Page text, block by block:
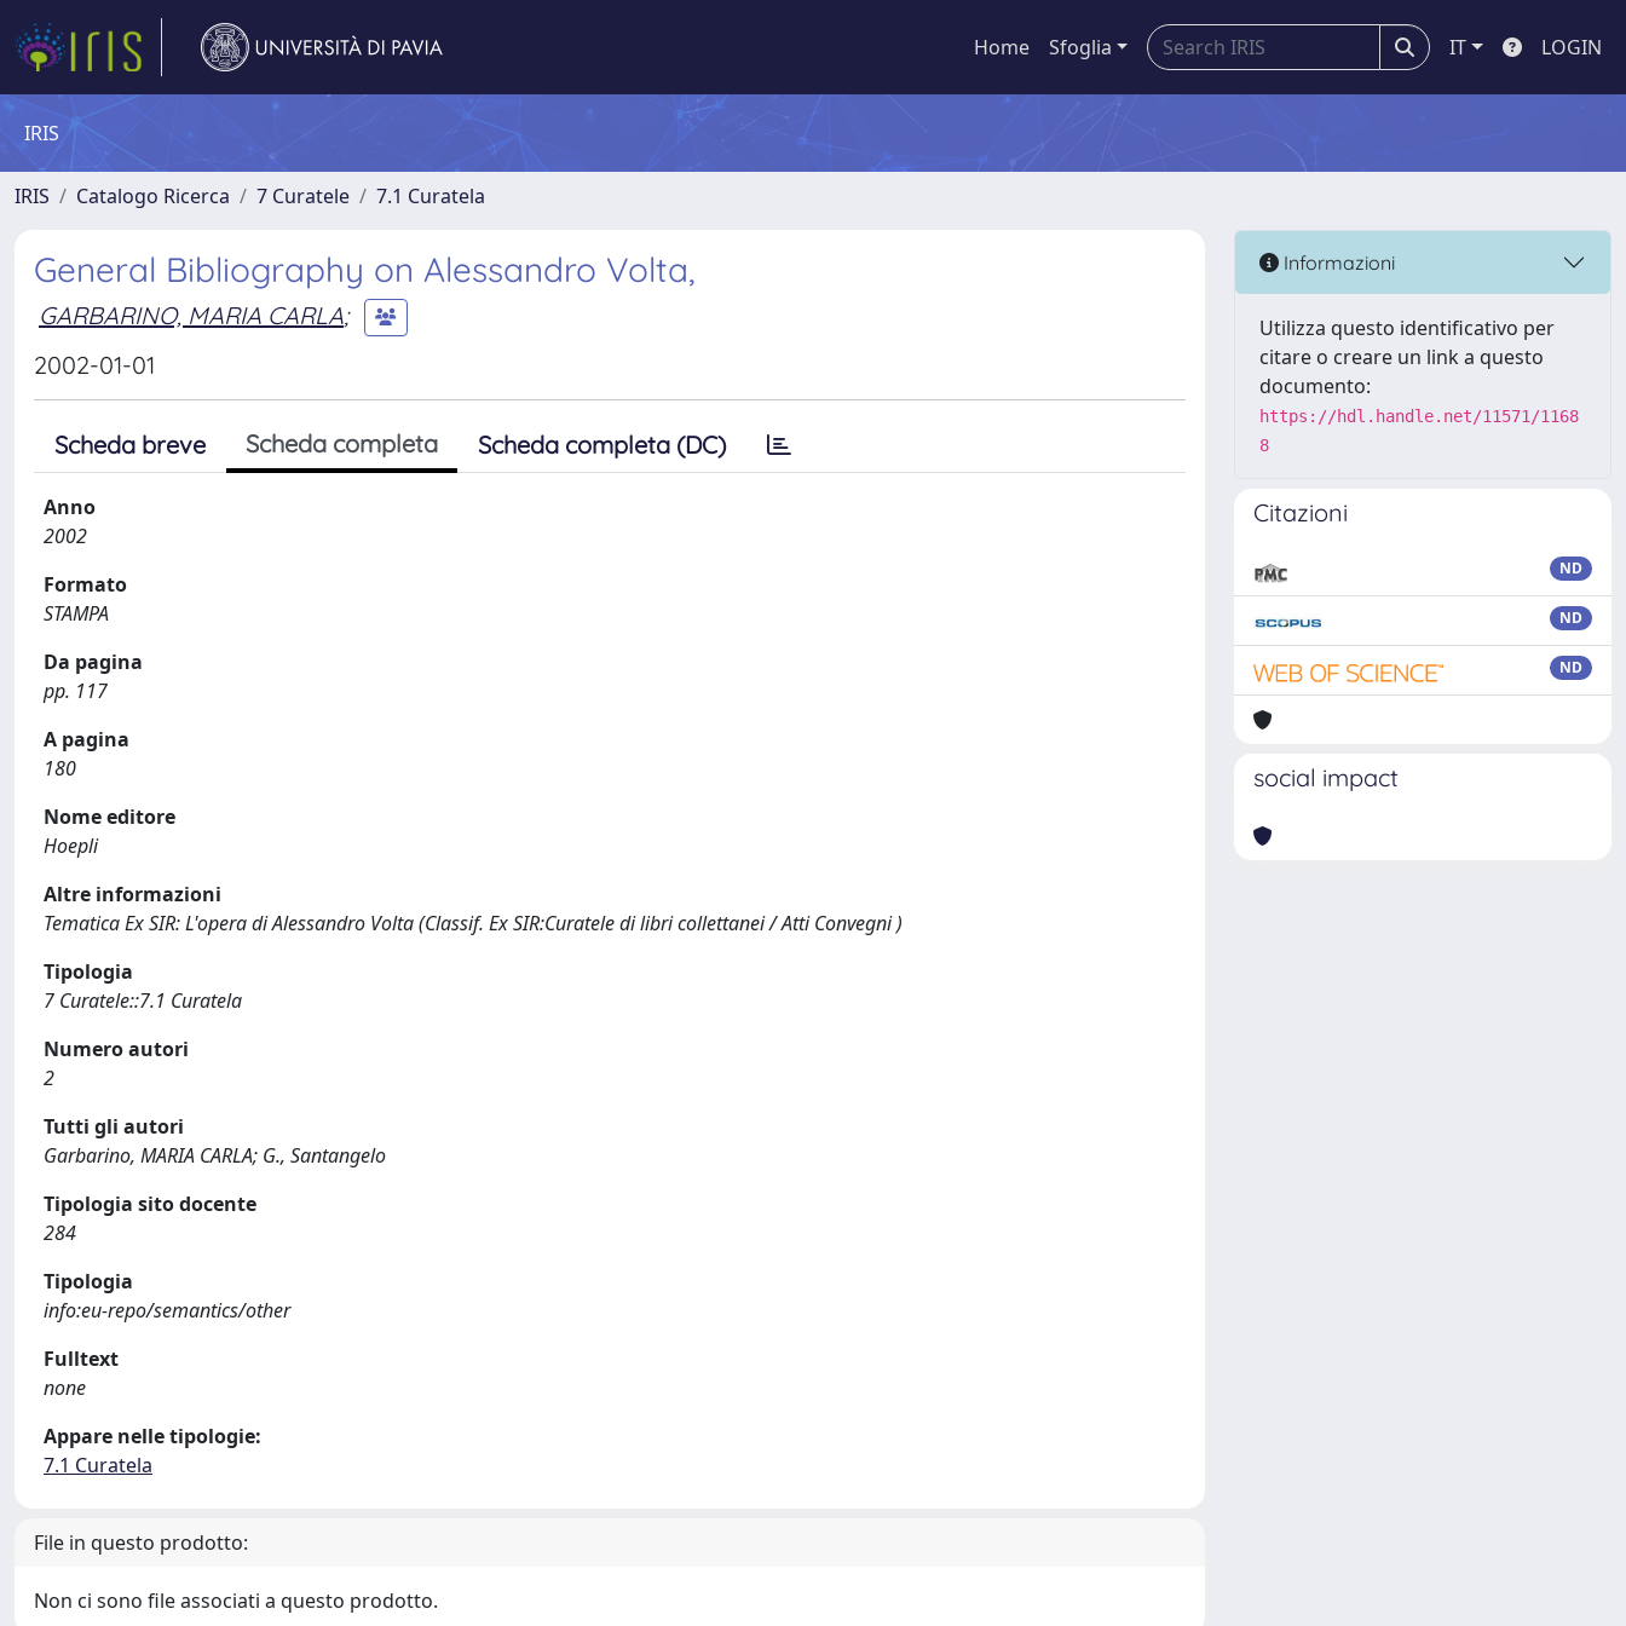
Home Sfoglia IT LOGIN
IRIS
IRIS Catalogo Ricerca 7 Curatele 7.1 Curatela
General Bibliography on Alessandro Volta,
GARBARINO, MARIA CARLA;
2002-01-01
Scheda breve Scheda completa Scheda completa (DC)
Anno
2002
Formato
STAMPA
Da pagina
pp. 117
A pagina
180
Nome editore
Hoepli
Altre informazioni
Tematica Ex SIR: L'opera di Alessandro Volta (Classif. Ex SIR:Curatele di libri collettanei / Atti Convegni )
Tipologia
7 Curatele::7.1 Curatela
Numero autori
2
Tutti gli autori
Garbarino, MARIA CARLA; G., Santangelo
Tipologia sito docente
284
Tipologia
info:eu-repo/semantics/other
Fulltext
none
Appare nelle tipologie:
7.1 Curatela
File in questo prodotto:
Non ci sono file associati a questo prodotto.
Informazioni
Utilizza questo identificativo per
citare o creare un link a questo
documento:
https://hdl.handle.net/11571/1168
8
Citazioni
ND
ND
ND
social impact